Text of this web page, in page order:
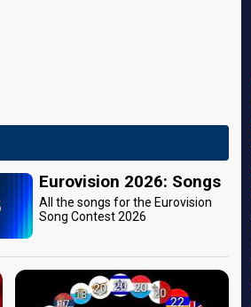
Eurovision 2026: Songs
All the songs for the Eurovision
Song Contest 2026